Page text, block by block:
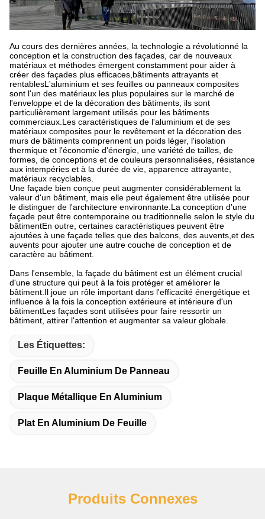
Au cours des dernières années, la technologie a révolutionné la
conception et la construction des façades, car de nouveaux
matériaux et méthodes émergent constamment pour aider à
créer des façades plus efficaces,bâtiments attrayants et
rentablesL'aluminium et ses feuilles ou panneaux composites
sont l'un des matériaux les plus populaires sur le marché de
l'enveloppe et de la décoration des bâtiments, ils sont
particulièrement largement utilisés pour les bâtiments
commerciaux.Les caractéristiques de l'aluminium et de ses
matériaux composites pour le revêtement et la décoration des
murs de bâtiments comprennent un poids léger, l'isolation
thermique et l'économie d'énergie, une variété de tailles, de
formes, de conceptions et de couleurs personnalisées, résistance
aux intempéries et à la durée de vie, apparence attrayante,
matériaux recyclables.
Une façade bien conçue peut augmenter considérablement la
valeur d'un bâtiment, mais elle peut également être utilisée pour
le distinguer de l'architecture environnante.La conception d'une
façade peut être contemporaine ou traditionnelle selon le style du
bâtimentEn outre, certaines caractéristiques peuvent être
ajoutées à une façade telles que des balcons, des auvents,et des
auvents pour ajouter une autre couche de conception et de
caractère au bâtiment.
Dans l'ensemble, la façade du bâtiment est un élément crucial
d'une structure qui peut à la fois protéger et améliorer le
bâtiment.Il joue un rôle important dans l'efficacité énergétique et
influence à la fois la conception extérieure et intérieure d'un
bâtimentLes façades sont utilisées pour faire ressortir un
bâtiment, attirer l'attention et augmenter sa valeur globale.
Les Étiquettes:
Feuille En Aluminium De Panneau
Plaque Métallique En Aluminium
Plat En Aluminium De Feuille
Produits Connexes